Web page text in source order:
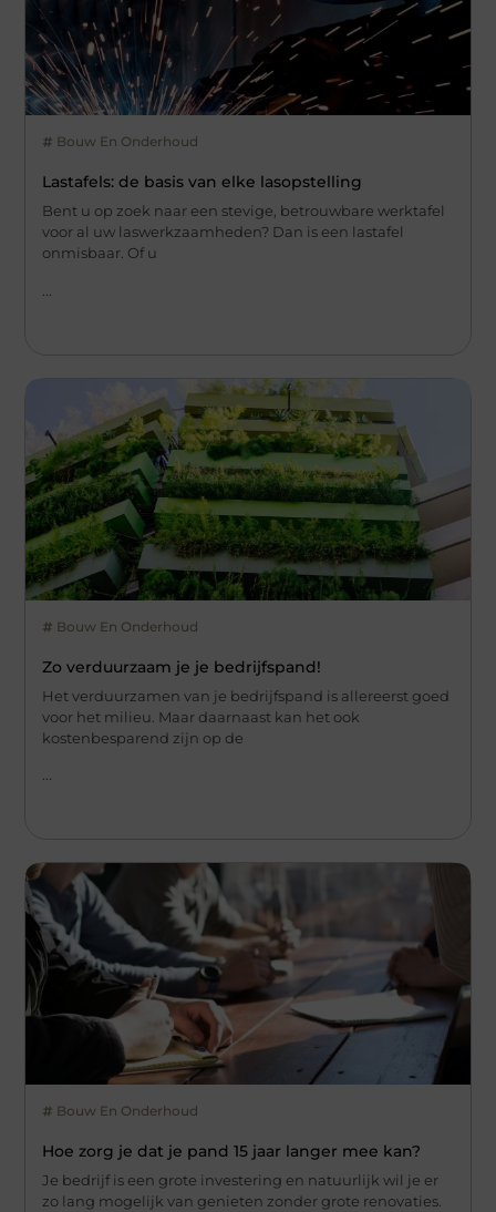
Bouw En Onderhoud
Lastafels: de basis van elke lasopstelling
Bent u op zoek naar een stevige, betrouwbare werktafel
voor al uw laswerkzaamheden? Dan is een lastafel
onmisbaar. Of u
Bouw En Onderhoud
Zo verduurzaam je je bedrijfspand!
Het verduurzamen van je bedrijfspand is allereerst goed
voor het milieu. Maar daarnaast kan het ook
kostenbesparend zijn op de
Bouw En Onderhoud
Hoe zorg je dat je pand 15 jaar langer mee kan?
Je bedrijf is een grote investering en natuurlijk wil je er
zo lang mogelijk van genieten zonder grote renovaties.